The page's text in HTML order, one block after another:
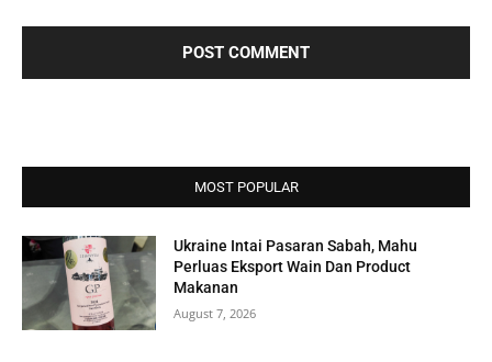
MOST POPULAR
Ukraine Intai Pasaran Sabah, Mahu
Perluas Eksport Wain Dan Product
Makanan
August 7, 2026